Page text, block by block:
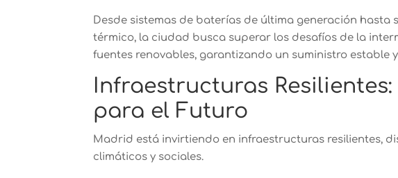
Desde sistemas de baterías de última generación hasta
térmico, la ciudad busca superar los desafíos de la
fuentes renovables, garantizando un suministro estable
Infraestructuras
para el Futuro
Madrid está invirtiendo en infraestructuras resilientes,
climáticos y sociales.